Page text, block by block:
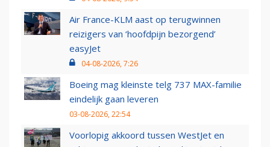
Air France-KLM aast op terugwinnen
reizigers van ‘hoofdpijn bezorgend’
easyJet
04-08-2026, 7:26
Boeing mag kleinste telg 737 MAX-familie
eindelijk gaan leveren
03-08-2026, 22:54
Voorlopig akkoord tussen WestJet en